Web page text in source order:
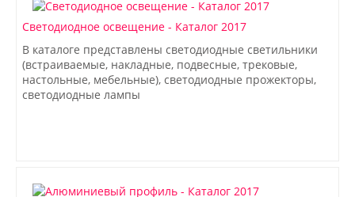
Светодиодное освещение - Каталог 2017
В каталоге представлены светодиодные светильники
(встраиваемые, накладные, подвесные, трековые,
настольные, мебельные), светодиодные прожекторы,
светодиодные лампы